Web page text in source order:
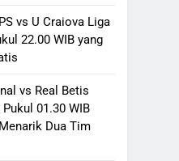
vs U Craiova Liga
22.00 WIB yang
vs Real Betis
01.30 WIB
Dua Tim